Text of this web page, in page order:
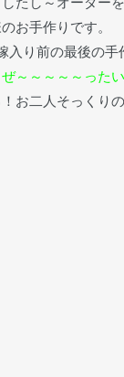
お手作りです。
り前の最後の手
～～～～～った
お二人そっくり